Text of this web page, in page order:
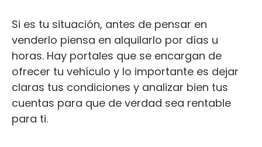
Si es tu situación, antes de pensar en
venderlo piensa en alquilarlo por días u
horas. Hay portales que se encargan de
ofrecer tu vehículo y lo importante es dejar
claras tus condiciones y analizar bien tus
cuentas para que de verdad sea rentable
para ti.